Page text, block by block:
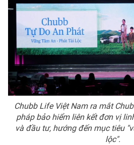
Phim VTV
Hậu trường
Nhân vật
Khán giả
Giải sao mai
Điện ảnh
Âm nhạc
Sao
Đời sống
Du lịch
Làm đẹp
Chất lượng cuộc sống
Giáo dục
Tuyển sinh
Học trực tuyến
Công nghệ
Hitech Công nghệ tương lai
Giao lưu trực tuyến
Chubb Life Việt Nam ra mắt
pháp bảo hiểm liên kết đơn vị
và đầu tư, hướng đến mục tiêu
lộc".